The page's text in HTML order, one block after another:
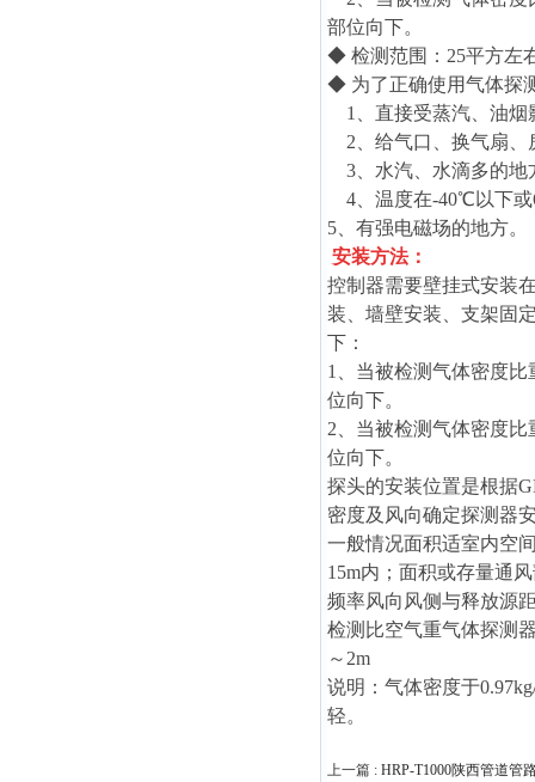
部位向下。
◆ 检测范围：25平方左
◆ 为了正确使用气体探
1、直接受蒸汽、油烟
2、给气口、换气扇、
3、水汽、水滴多的地
4、温度在-40℃以下
5、有强电磁场的地方。
安装方法：
控制器需要壁挂式安装
装、墙壁安装、支架固
下：
1、当被检测气体密度
位向下。
2、当被检测气体密度
位向下。
探头的安装位置是根据
密度及风向确定探测器
一般情况面积适室内空
15m内；面积或存量通
频率风向风侧与释放源
检测比空气重气体探测
～2m
说明：气体密度于
轻。
上一篇 : HRP-T1000陕西管道管